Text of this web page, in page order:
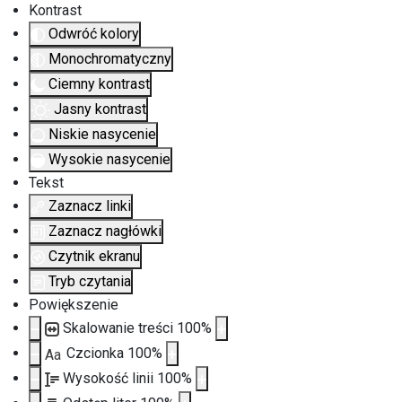
Kontrast
Odwróć kolory
Monochromatyczny
Ciemny kontrast
Jasny kontrast
Niskie nasycenie
Wysokie nasycenie
Tekst
Zaznacz linki
Zaznacz nagłówki
Czytnik ekranu
Tryb czytania
Powiększenie
Skalowanie treści 100%
Aa Czcionka 100%
Wysokość linii 100%